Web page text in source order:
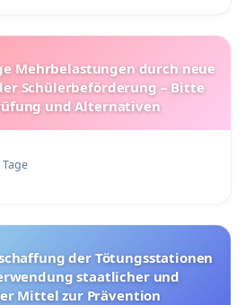
Mehrbelastungen durch neue
Schülerbeförderung – Bitte
und Alternativen
staatlicher und
Mittel zur Prävention